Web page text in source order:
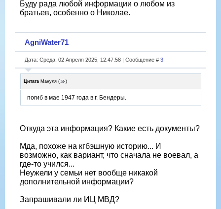
Буду рада любой информации о любом из
братьев, особенно о Николае.
AgniWater71
Дата: Среда, 02 Апреля 2025, 12:47:58 | Сообщение # 3
Цитата Мануля ( )
погиб в мае 1947 года в г. Бендеры.
Откуда эта информация? Какие есть документы?
Мда, похоже на кгбэшную историю... И
возможно, как вариант, что сначала не воевал, а
где-то учился...
Неужели у семьи нет вообще никакой
дополнительной информации?
Запрашивали ли ИЦ МВД?